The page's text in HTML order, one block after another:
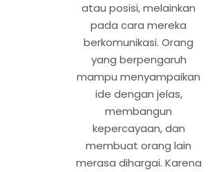
atau posisi, melainkan
pada cara mereka
berkomunikasi. Orang
yang berpengaruh
mampu menyampaikan
ide dengan jelas,
membangun
kepercayaan, dan
membuat orang lain
merasa dihargai. Karena